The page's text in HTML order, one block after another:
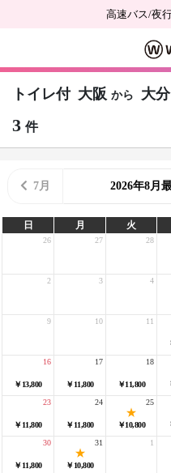
高速バス/夜
トイレ付 大阪 から 大分
3 件
7月 2026年8月
日 月 火
26 27 28
2 3 4
9 10 11
￥13,800
16
￥11,800
17
￥11,800
18
￥11,800
23
￥11,800
24
￥10,800
25
￥11,800
30
￥10,800
31 1